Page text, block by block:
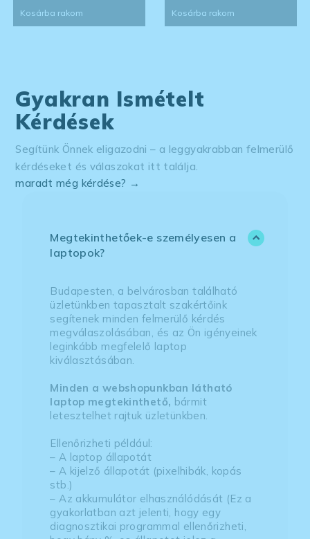
Kosárba rakom Kosárba rakom
Gyakran Ismételt
Kérdések
Segítünk Önnek eligazodni – a leggyakrabban felmerülő
kérdéseket és válaszokat itt találja.
maradt még kérdése? →
Megtekinthetőek-e személyesen a
laptopok?
Budapesten, a belvárosban található
üzletünkben tapasztalt szakértőink
segítenek minden felmerülő kérdés
megválaszolásában, és az Ön igényeinek
leginkább megfelelő laptop
kiválasztásában.
Minden a webshopunkban látható
laptop megtekinthető, bármit
letesztelhet rajtuk üzletünkben.
Ellenőrizheti például:
– A laptop állapotát
– A kijelző állapotát (pixelhibák, kopás
stb.)
– Az akkumulátor elhasználódását (Ez a
gyakorlatban azt jelenti, hogy egy
diagnosztikai programmal ellenőrizheti,